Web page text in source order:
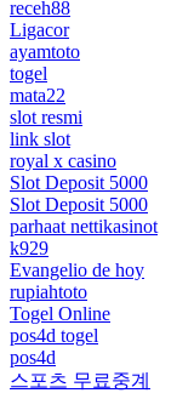
receh88
Ligacor
ayamtoto
togel
mata22
slot resmi
link slot
royal x casino
Slot Deposit 5000
Slot Deposit 5000
parhaat nettikasinot
k929
Evangelio de hoy
rupiahtoto
Togel Online
pos4d togel
pos4d
스포츠 무료중계